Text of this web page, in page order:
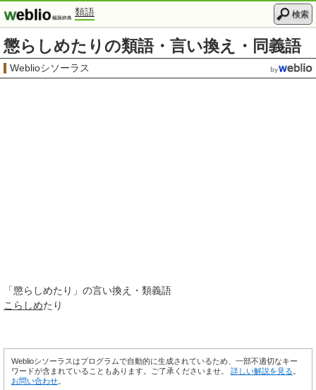
類語 検索
懲らしめたりの類語・言い換え・同義語
Weblioシソーラス
「懲らしめたり 」の言い換え・類義語
こらしめたり
Weblioシソーラスはプログラムで自動的に生成されているため、一部不適切なキー
ワードが含まれていることもあります。ご了承くださいませ。 詳しい解説を見る
お問い合わせ